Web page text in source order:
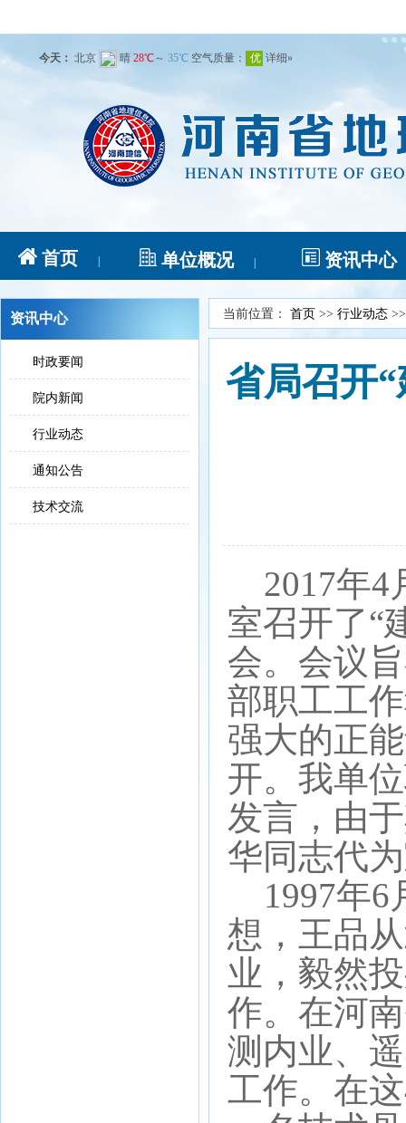
首页 单位概况 资讯中心
资讯中心
时政要闻
院内新闻
行业动态
通知公告
技术交流
当前位置： 首页 >> 行业动态
省局召开
2017年4
室召开了“
会。会议
部职工工
强大的正
开。我单
发言，由
华同志代
1997年6
想，王品
业，毅然
作。在河
测内业、
工作。在